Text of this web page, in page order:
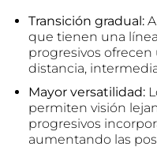
Transición gradual:A
que tienen una
progresivos
distancia,
Mayor versatilidad:
permiten visión
progresivos
aumentando las